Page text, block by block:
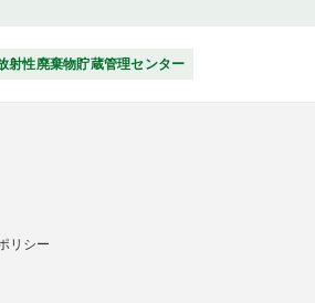
性廃棄物貯蔵管理センター
リシー